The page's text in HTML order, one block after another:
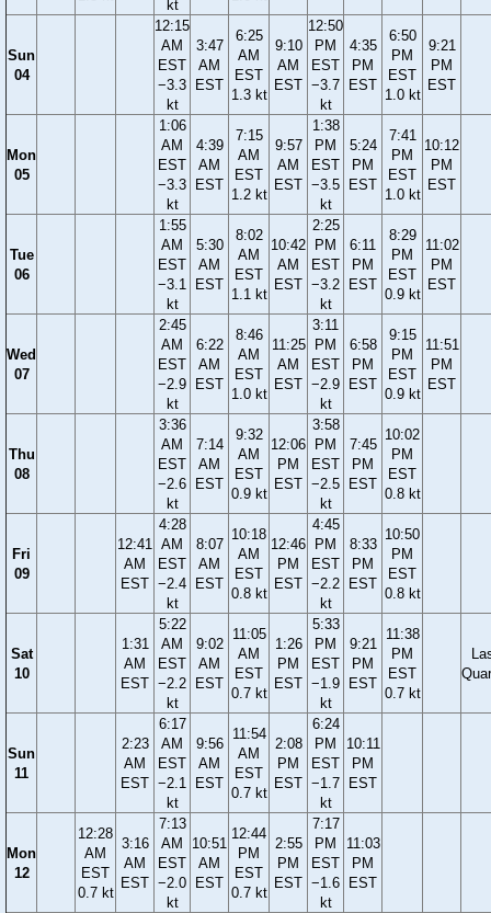
kt
Sun
04
12:15
AM
EST
−3.3
kt
3:47
AM
EST
6:25
AM
EST
1.3 kt
9:10
AM
EST
12:50
PM
EST
−3.7
kt
4:35
PM
EST
6:50
PM
EST
1.0 kt
9:21
PM
EST
Mon
05
1:06
AM
EST
−3.3
kt
4:39
AM
EST
7:15
AM
EST
1.2 kt
9:57
AM
EST
1:38
PM
EST
−3.5
kt
5:24
PM
EST
7:41
PM
EST
1.0 kt
10:12
PM
EST
Tue
06
1:55
AM
EST
−3.1
kt
5:30
AM
EST
8:02
AM
EST
1.1 kt
10:42
AM
EST
2:25
PM
EST
−3.2
kt
6:11
PM
EST
8:29
PM
EST
0.9 kt
11:02
PM
EST
Wed
07
2:45
AM
EST
−2.9
kt
6:22
AM
EST
8:46
AM
EST
1.0 kt
11:25
AM
EST
3:11
PM
EST
−2.9
kt
6:58
PM
EST
9:15
PM
EST
0.9 kt
11:51
PM
EST
Thu
08
3:36
AM
EST
−2.6
kt
7:14
AM
EST
9:32
AM
EST
0.9 kt
12:06
PM
EST
3:58
PM
EST
−2.5
kt
7:45
PM
EST
10:02
PM
EST
0.8 kt
Fri
09
12:41
AM
EST
4:28
AM
EST
−2.4
kt
8:07
AM
EST
10:18
AM
EST
0.8 kt
12:46
PM
EST
4:45
PM
EST
−2.2
kt
8:33
PM
EST
10:50
PM
EST
0.8 kt
Sat
10
1:31
AM
EST
5:22
AM
EST
−2.2
kt
9:02
AM
EST
11:05
AM
EST
0.7 kt
1:26
PM
EST
5:33
PM
EST
−1.9
kt
9:21
PM
EST
11:38
PM
EST
0.7 kt
Sun
11
2:23
AM
EST
6:17
AM
EST
−2.1
kt
9:56
AM
EST
11:54
AM
EST
0.7 kt
2:08
PM
EST
6:24
PM
EST
−1.7
kt
10:11
PM
EST
Mon
12
12:28
AM
EST
0.7 kt
3:16
AM
EST
7:13
AM
EST
−2.0
kt
10:51
AM
EST
12:44
PM
EST
0.7 kt
2:55
PM
EST
7:17
PM
EST
−1.6
kt
11:03
PM
EST